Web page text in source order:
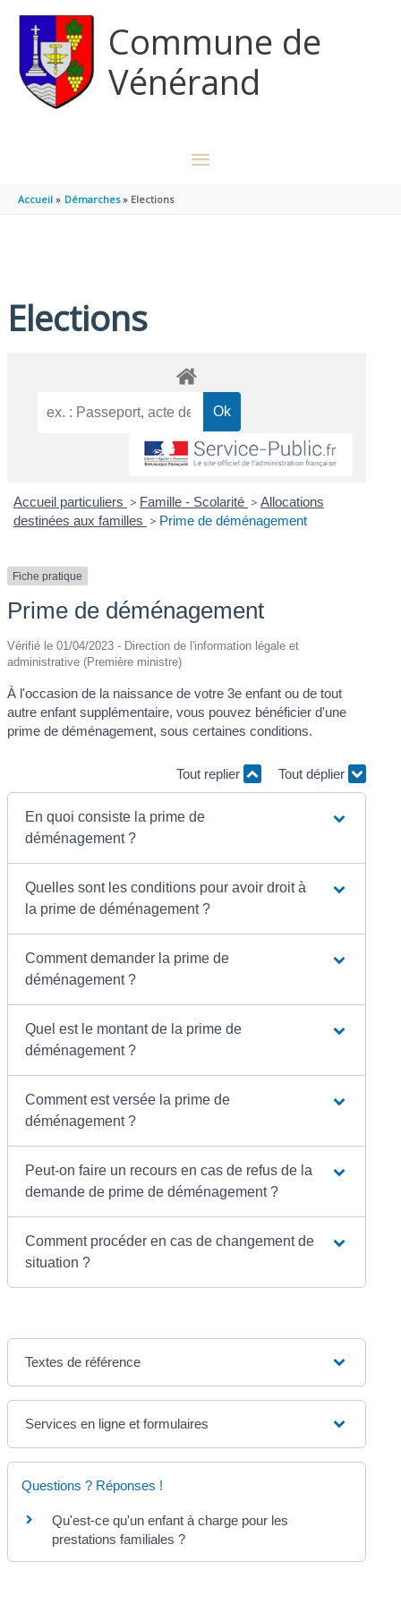
Commune de
Vénérand
MENU
Accueil Démarches Elections
Elections
Accueil particuliers > Famille - Scolarité > Allocations
destinées aux familles > Prime de déménagement
Fiche pratique
Prime de déménagement
Vérifié le 01/04/2023 - Direction de l'information légale et
administrative (Première ministre)
À l'occasion de la naissance de votre 3e enfant ou de tout
autre enfant supplémentaire, vous pouvez bénéficier d'une
prime de déménagement, sous certaines conditions.
Tout replier Tout déplier
En quoi consiste la prime de
déménagement ?
Quelles sont les conditions pour avoir droit à
la prime de déménagement ?
Comment demander la prime de
déménagement ?
Quel est le montant de la prime de
déménagement ?
Comment est versée la prime de
déménagement ?
Peut-on faire un recours en cas de refus de la
demande de prime de déménagement ?
Comment procéder en cas de changement de
situation ?
Textes de référence
Services en ligne et formulaires
Questions ? Réponses !
Qu'est-ce qu'un enfant à charge pour les
prestations familiales ?